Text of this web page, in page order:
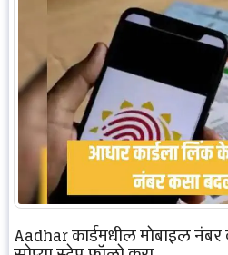
Aadhar कार्डमधील मोबाइल